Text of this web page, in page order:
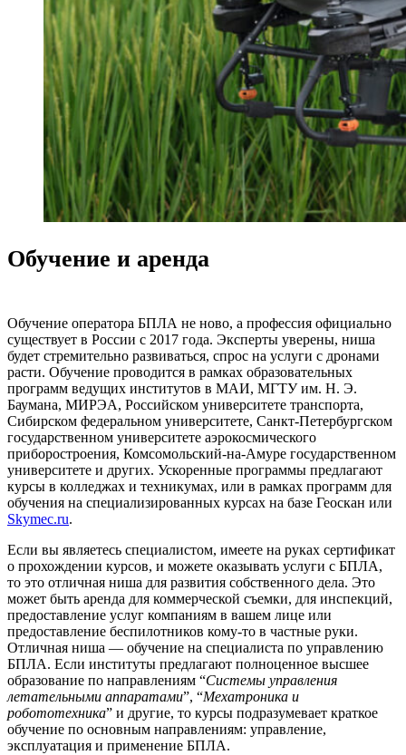
Обучение и аренда
Обучение оператора БПЛА не ново, а профессия официально
существует в России с 2017 года. Эксперты уверены, ниша
будет стремительно развиваться, спрос на услуги с дронами
расти. Обучение проводится в рамках образовательных
программ ведущих институтов в МАИ, МГТУ им. Н. Э.
Баумана, МИРЭА, Российском университете транспорта,
Сибирском федеральном университете, Санкт-Петербургском
государственном университете аэрокосмического
приборостроения, Комсомольский-на-Амуре государственном
университете и других. Ускоренные программы предлагают
курсы в колледжах и техникумах, или в рамках программ для
обучения на специализированных курсах на базе Геоскан или
Skymec.ru.
Если вы являетесь специалистом, имеете на руках сертификат
о прохождении курсов, и можете оказывать услуги с БПЛА,
то это отличная ниша для развития собственного дела. Это
может быть аренда для коммерческой съемки, для инспекций,
предоставление услуг компаниям в вашем лице или
предоставление беспилотников кому-то в частные руки.
Отличная ниша — обучение на специалиста по управлению
БПЛА. Если институты предлагают полноценное высшее
образование по направлениям “Системы управления
летательными аппаратами”, “Мехатроника и
робототехника” и другие, то курсы подразумевает краткое
обучение по основным направлениям: управление,
эксплуатация и применение БПЛА.